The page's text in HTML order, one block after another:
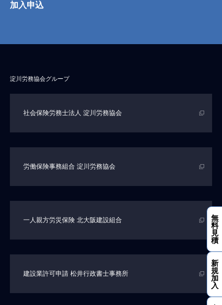
加入申込
淀川労務協会グループ
社会保険労務士法人 淀川労務協会
労働保険事務組合 淀川労務協会
一人親方労災保険 北大阪建設組合
建設業許可申請 松井行政書士事務所
無
料
見
積
新
規
加
入